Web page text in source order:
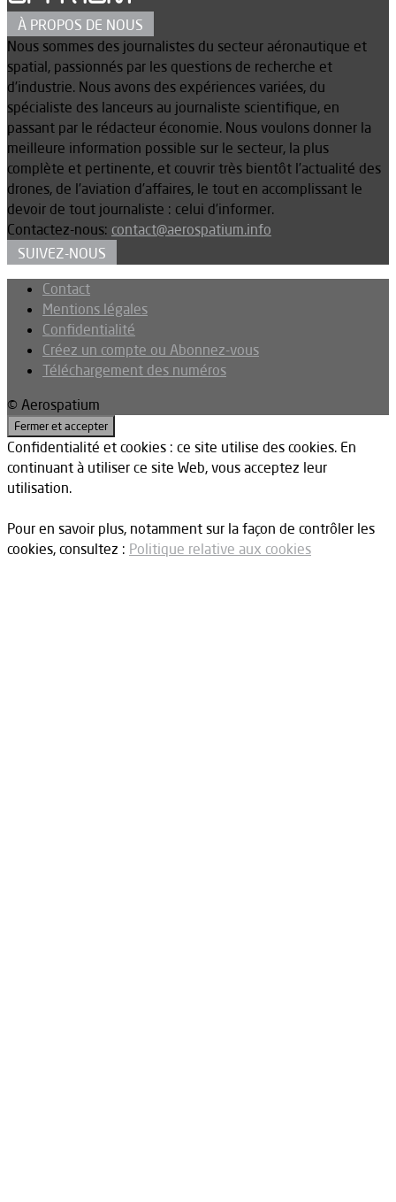
À PROPOS DE NOUS
Nous sommes des journalistes du secteur aéronautique et
spatial, passionnés par les questions de recherche et
d’industrie. Nous avons des expériences variées, du
spécialiste des lanceurs au journaliste scientifique, en
passant par le rédacteur économie. Nous voulons donner la
meilleure information possible sur le secteur, la plus
complète et pertinente, et couvrir très bientôt l’actualité des
drones, de l’aviation d’affaires, le tout en accomplissant le
devoir de tout journaliste : celui d’informer.
Contactez-nous: contact@aerospatium.info
SUIVEZ-NOUS
Contact
Mentions légales
Confidentialité
Créez un compte ou Abonnez-vous
Téléchargement des numéros
© Aerospatium
Confidentialité et cookies : ce site utilise des cookies. En
continuant à utiliser ce site Web, vous acceptez leur
utilisation.
Pour en savoir plus, notamment sur la façon de contrôler les
cookies, consultez : Politique relative aux cookies